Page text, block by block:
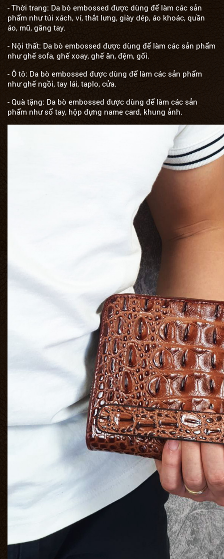
- Thời trang: Da bò embossed được dùng để làm các sản
phẩm như túi xách, ví, thắt lưng, giày dép, áo khoác, quần
áo, mũ, găng tay.
- Nội thất: Da bò embossed được dùng để làm các sản phẩm
như ghế sofa, ghế xoay, ghế ăn, đệm, gối.
- Ô tô: Da bò embossed được dùng để làm các sản phẩm
như ghế ngồi, tay lái, taplo, cửa.
- Quà tặng: Da bò embossed được dùng để làm các sản
phẩm như sổ tay, hộp đựng name card, khung ảnh.